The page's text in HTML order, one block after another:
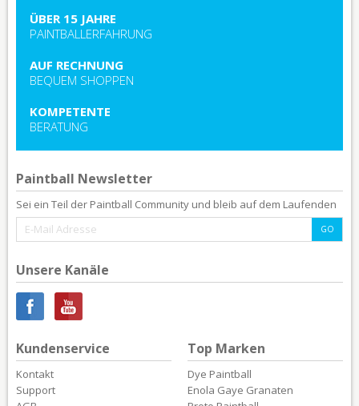
ÜBER 15 JAHRE
PAINTBALLERFAHRUNG
AUF RECHNUNG
BEQUEM SHOPPEN
KOMPETENTE
BERATUNG
Paintball Newsletter
Sei ein Teil der Paintball Community und bleib auf dem Laufenden
Unsere Kanäle
Kundenservice
Kontakt
Support
Top Marken
Dye Paintball
Enola Gaye Granaten